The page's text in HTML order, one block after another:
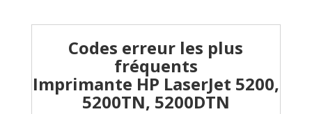
Codes erreur les plus
fréquents
Imprimante HP LaserJet 5200,
5200TN, 5200DTN